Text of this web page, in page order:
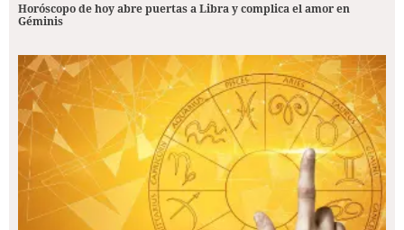
Horóscopo de hoy abre puertas a Libra y complica el amor en
Géminis